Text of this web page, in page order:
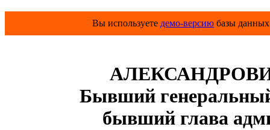
Вы используете демо-версию базы
Бывший
бывший глава